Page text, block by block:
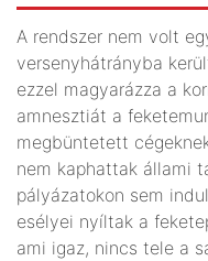
A rendszer nem volt
versenyhátrányba
ezzel magyarázza a
amnesztiát a
megbüntetett
nem kaphattak állami
pályázatokon sem
esélyei nyíltak a
ami igaz, nincs tele a